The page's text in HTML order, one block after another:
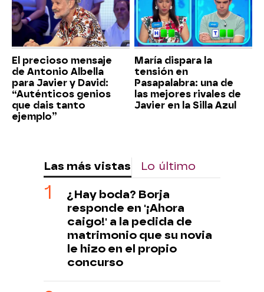
El precioso mensaje
de Antonio Albella
para Javier y David:
“Auténticos genios
que dais tanto
ejemplo”
María dispara la
tensión en
Pasapalabra: una de
las mejores rivales de
Javier en la Silla Azul
Las más vistas Lo último
¿Hay boda? Borja
responde en '¡Ahora
caigo!' a la pedida de
matrimonio que su novia
le hizo en el propio
concurso